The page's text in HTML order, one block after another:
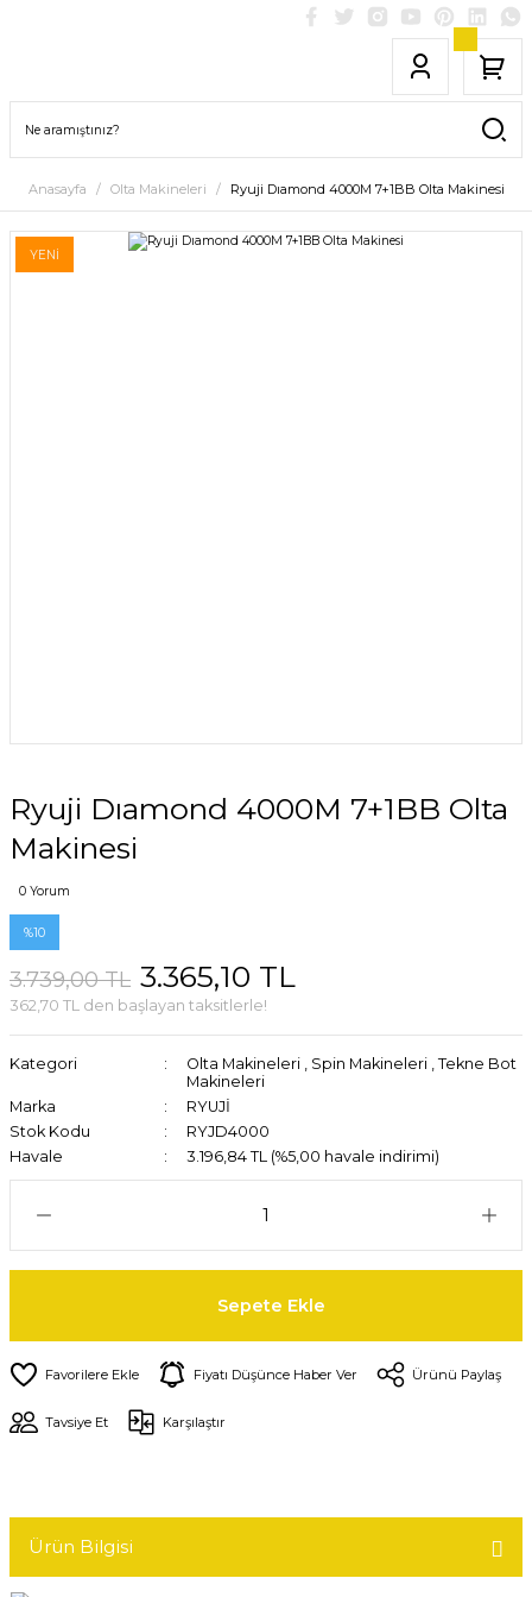
Anasayfa Olta Makineleri Ryuji Dıamond 4000M 7+1BB Olta Makinesi
YENİ
Ryuji Dıamond 4000M 7+1BB Olta
Makinesi
0 Yorum
%10
3.739,00 TL 3.365,10 TL
362,70 TL den başlayan taksitlerle!
Kategori Olta Makineleri , Spin Makineleri , Tekne Bot
Makineleri
Marka
RYUJİ
Stok Kodu
RYJD4000
Havale
3.196,84 TL (%5,00 havale indirimi)
Sepete Ekle
Fiyatı Düşünce Haber Ver Ürünü Paylaş
Tavsiye Et Karşılaştır
Ürün Bilgisi